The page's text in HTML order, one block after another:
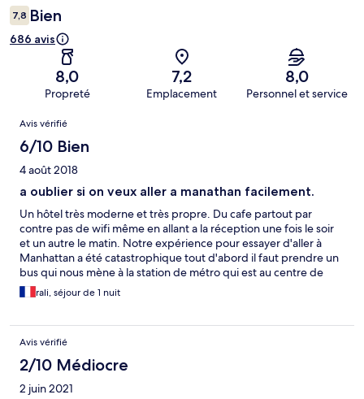
7,8 Bien
686 avis
8,0
Propreté
7,2
Emplacement
8,0
Personnel et service
Avis
Avis vérifié
6/10 Bien
4 août 2018
a oublier si on veux aller a manathan facilement.
Un hôtel très moderne et très propre. Du cafe partout par
contre pas de wifi même en allant a la réception une fois le soir
et un autre le matin. Notre expérience pour essayer d'aller à
Manhattan a été catastrophique tout d'abord il faut prendre un
bus qui nous mène à la station de métro qui est au centre de
fleshing et là nous avons entendu une demi-heure pour qu'un
train puisse comprendre il y avait trois sortes de trains différents
nous sommes retournés aller chercher notre voiture sur le
parking et nous avons fait un grand détour jusqu'au Queen où
nous avions pris une chambre tout près du métro avec lequel en
15 à 20 minutes on était à time square. De plus le tarif n'est pas si
avantageux que ça car le petit-déjeuner est vraiment pas vite
rali, séjour de 1 nuit
Avis vérifié
2/10 Médiocre
2 juin 2021